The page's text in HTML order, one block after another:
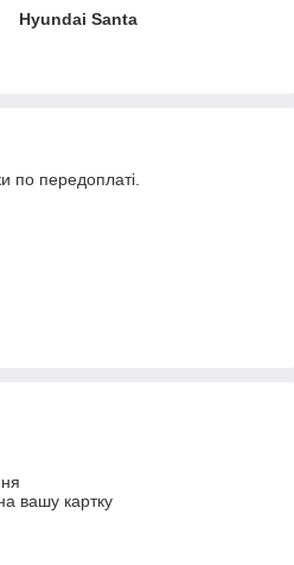
Hyundai Santa
по передоплаті.
вашу картку